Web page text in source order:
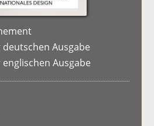
Ausgabe
Ausgabe